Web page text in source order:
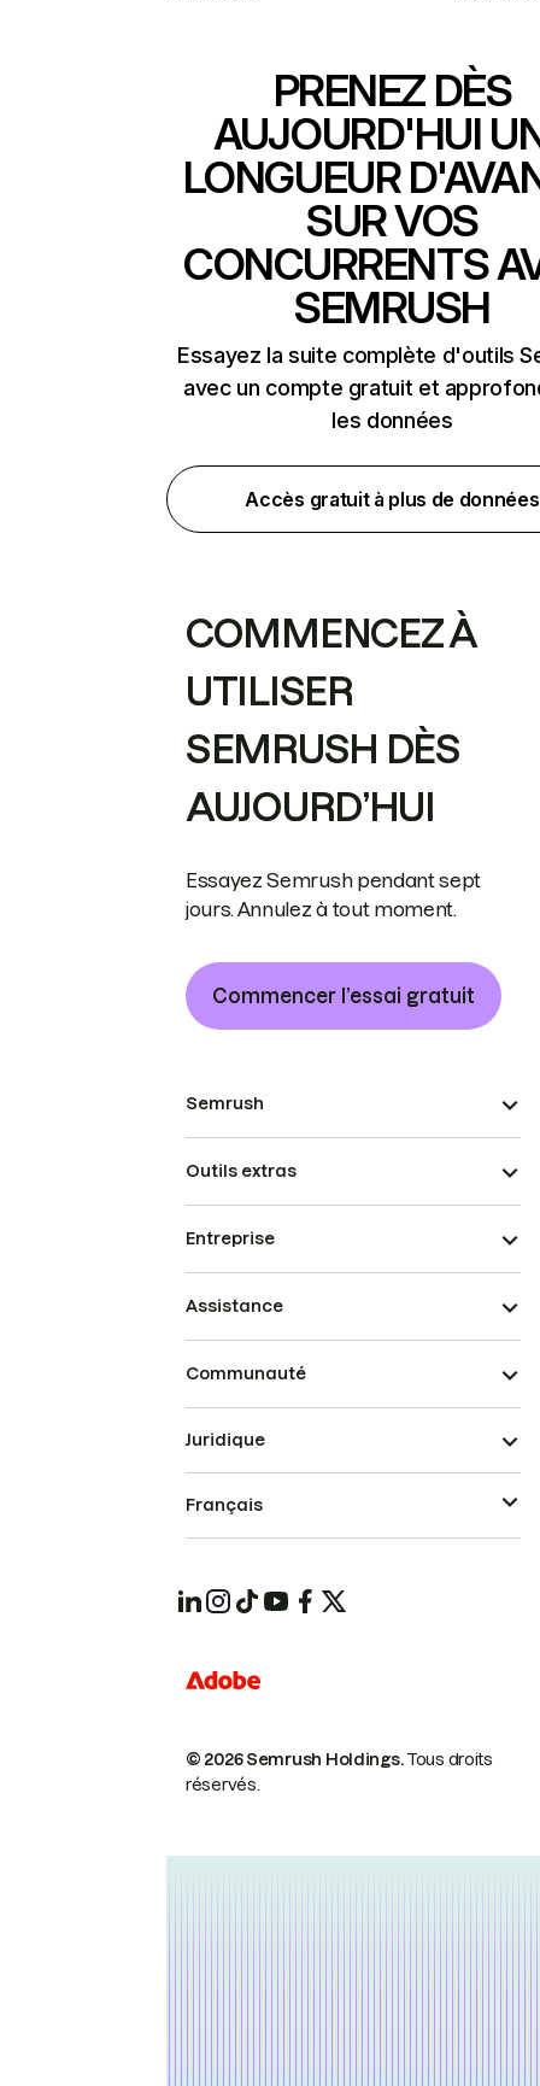
PRENEZ DÈS
AUJOURD'HUI
LONGUEUR
SUR VOS
CONCURRENTS
SEMRUSH
Essayez la suite complète d'outils
avec un compte gratuit et
les données
Accès gratuit à plus de données
COMMENCEZ À
UTILISER
SEMRUSH DÈS
AUJOURD’HUI
Essayez Semrush pendant sept
jours. Annulez à tout moment.
Commencer l’essai gratuit
Semrush
Outils extras
Entreprise
Assistance
Communauté
© 2026 Semrush Holdings.Tous droits
réservés.
Juridique
Français